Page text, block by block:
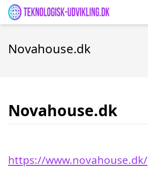
Novahouse.dk
Novahouse.dk
https://www.novahouse.dk/